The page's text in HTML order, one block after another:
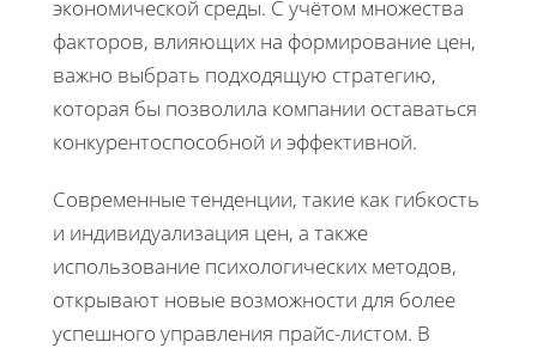
экономической среды. С учётом множества
факторов, влияющих на формирование цен,
важно выбрать подходящую стратегию,
которая бы позволила компании оставаться
конкурентоспособной и эффективной.
Современные тенденции, такие как гибкость
и индивидуализация цен, а также
использование психологических методов,
открывают новые возможности для более
успешного управления прайс-листом. В